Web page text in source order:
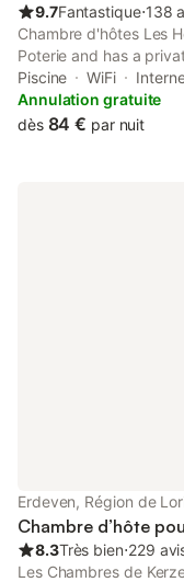
9.7Fantastique⋅138
Chambre d'hôtes Les
Poterie and has a
entrance at the bed
who stay.
Piscine WiFi
Annulation gratuite
dès 84 € par nuit
Erdeven, Région de
Chambre d’hôte
8.3Très bien⋅229
Les Chambres de